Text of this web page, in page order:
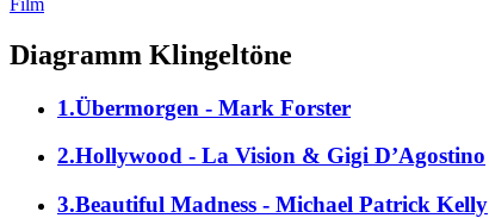
Diagramm Klingeltöne
1.Übermorgen - Mark Forster
2.Hollywood - La Vision & Gigi D’Agostino
3.Beautiful Madness - Michael Patrick Kelly